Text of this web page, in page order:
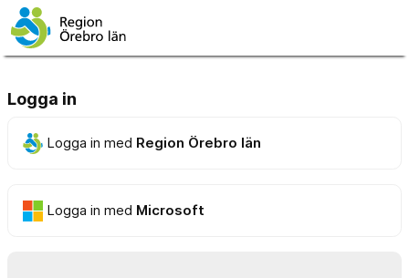
Logga in
Logga in med Region Örebro län
Logga in med Microsoft